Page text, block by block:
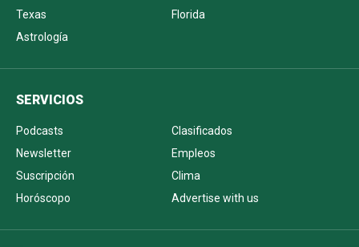
Texas
Florida
Astrología
SERVICIOS
Podcasts
Clasificados
Newsletter
Empleos
Suscripción
Clima
Horóscopo
Advertise with us